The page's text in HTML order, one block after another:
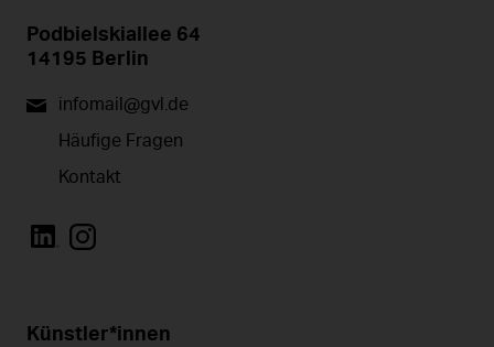
Podbielskiallee 64
14195 Berlin
infomail@gvl.de
Häufige Fragen
Kontakt
Künstler*innen